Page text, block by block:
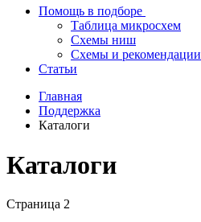
Помощь в подборе
Таблица микросхем
Схемы ниш
Схемы и рекомендации
Статьи
Главная
Поддержка
Каталоги
Каталоги
Страница 2